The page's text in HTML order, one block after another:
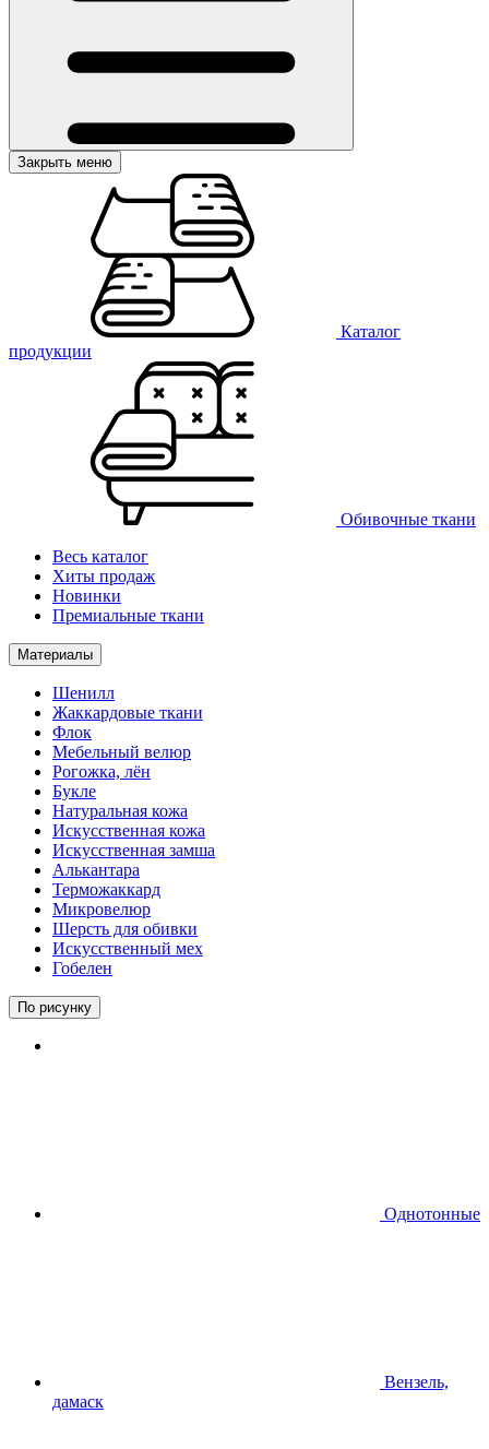
Закрыть меню
Каталог
продукции
Обивочные ткани
Весь каталог
Хиты продаж
Новинки
Премиальные ткани
Материалы
Шенилл
Жаккардовые ткани
Флок
Мебельный велюр
Рогожка, лён
Букле
Натуральная кожа
Искусственная кожа
Искусственная замша
Алькантара
Терможаккард
Микровелюр
Шерсть для обивки
Искусственный мех
Гобелен
По рисунку
Однотонные
Вензель,
дамаск